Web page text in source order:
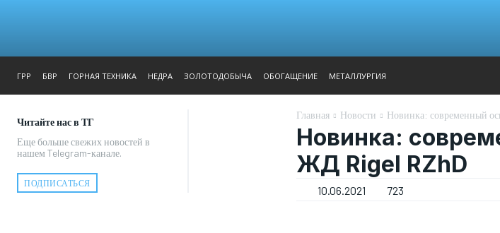
ГРР БВР ГОРНАЯ ТЕХНИКА НЕДРА ЗОЛОТОДОБЫЧА ОБОГАЩЕНИЕ МЕТАЛЛУРГИЯ
Читайте нас в ТГ
Еще больше свежих новостей в
нашем Telegram-канале.
ПОДПИСАТЬСЯ
Главная Новости Новинка: современный
Новинка:
ЖД Rigel RZhD
10.06.2021 723